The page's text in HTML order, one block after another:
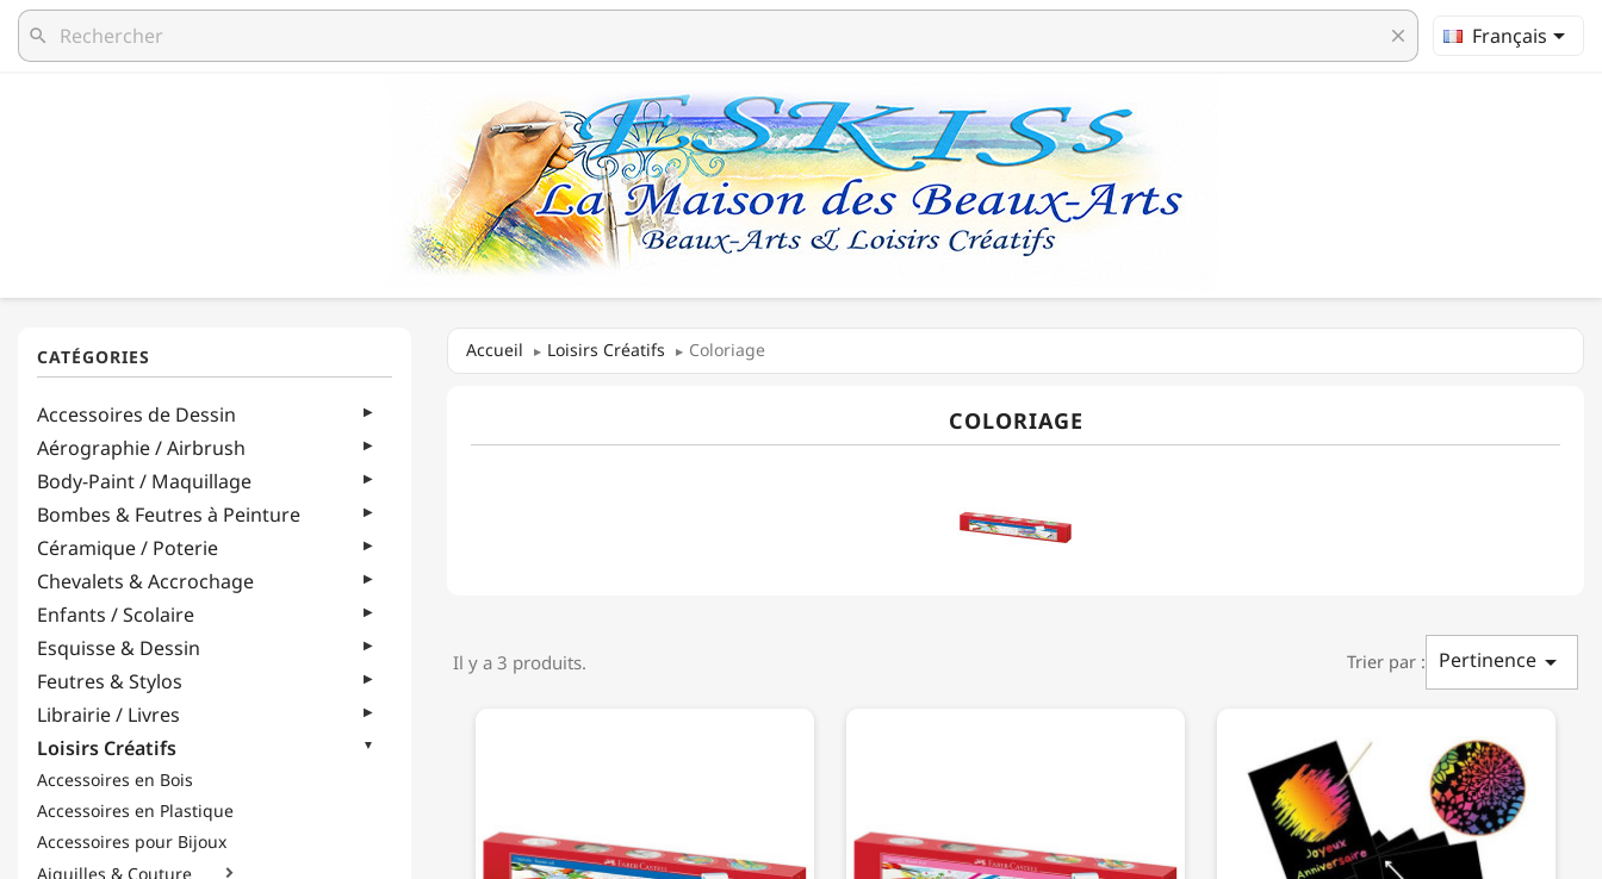
search clear Français
Accessoires de Dessin
Aérographie / Airbrush
Body-Paint / Maquillage
Bombes & Feutres à Peinture
Céramique / Poterie
Chevalets & Accrochage
Enfants / Scolaire
Esquisse & Dessin
Feutres & Stylos
Librairie / Livres
Loisirs Créatifs
Accessoires en Bois
Accessoires en Plastique
Accessoires pour Bijoux
Aiguilles & Couture

Accueil Loisirs Créatifs Coloriage
COLORIAGE
Il y a 3 produits. Trier par : Pertinence 